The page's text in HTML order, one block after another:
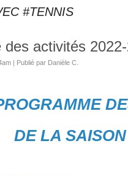
#TENNIS
des activités
| Publié par Danièle C.
DE LA